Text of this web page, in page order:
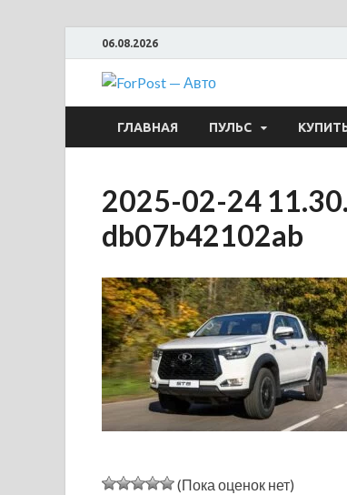
06.08.2026
ГЛАВНАЯ ПУЛЬС
2025-02-24
db07b42102ab
(Пока оценок нет)